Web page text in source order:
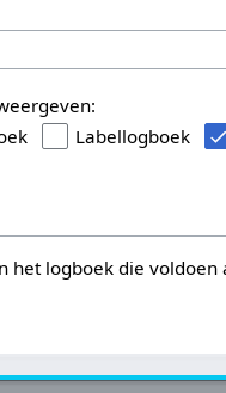
Labellogboek
het logboek die voldoen